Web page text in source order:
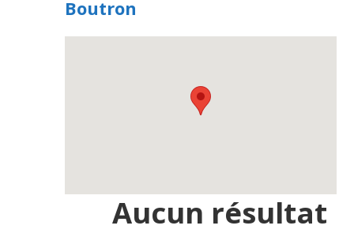
Boutron
Aucun résultat